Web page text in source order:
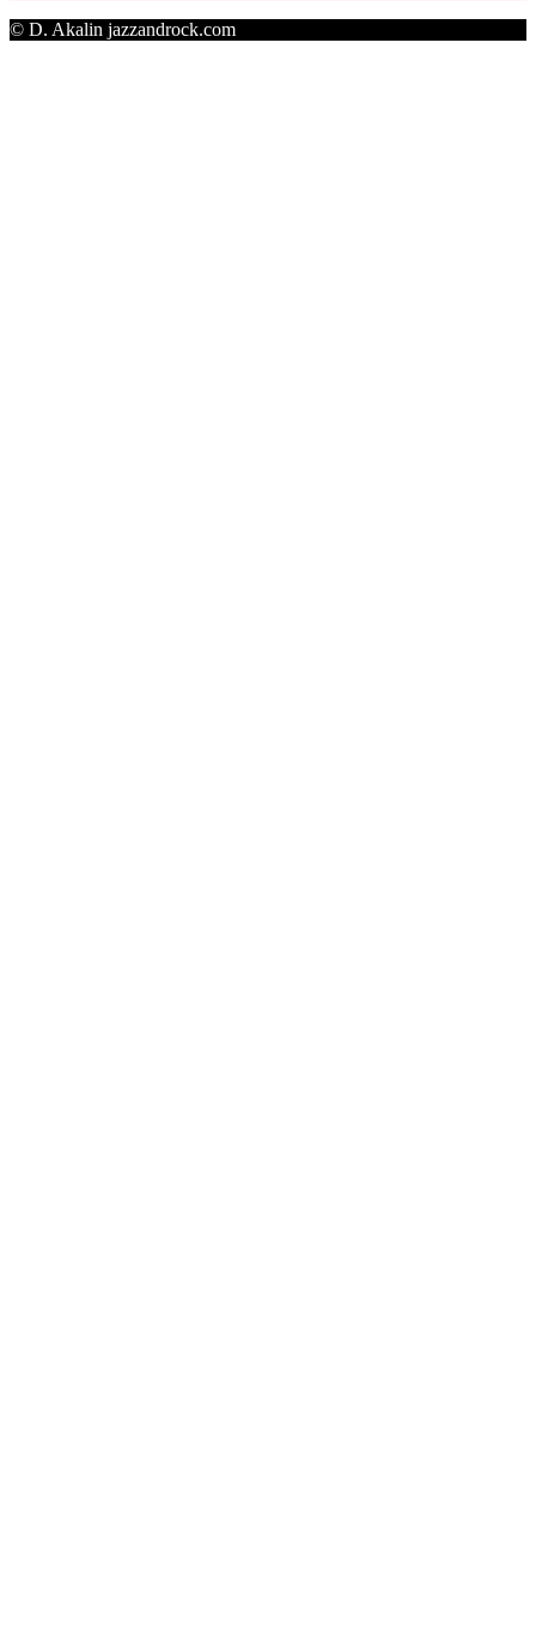
© D. Akalin jazzandrock.com